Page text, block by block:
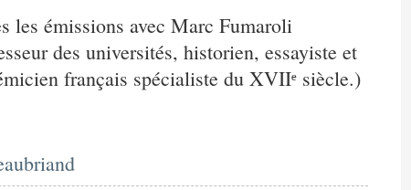
les émissions avec Marc Fumaroli
des universités, historien, essayiste et
français spécialiste du XVIIᵉ siècle.)